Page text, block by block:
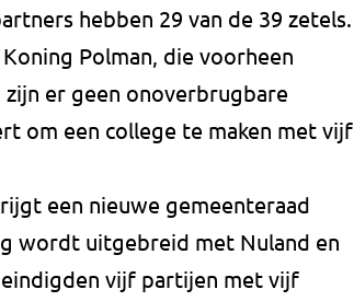
hebben 29 van de 39 zetels.
Polman, die voorheen
er geen onoverbrugbare
om een college te maken met vijf
een nieuwe gemeenteraad
wordt uitgebreid met Nuland en
vijf partijen met vijf